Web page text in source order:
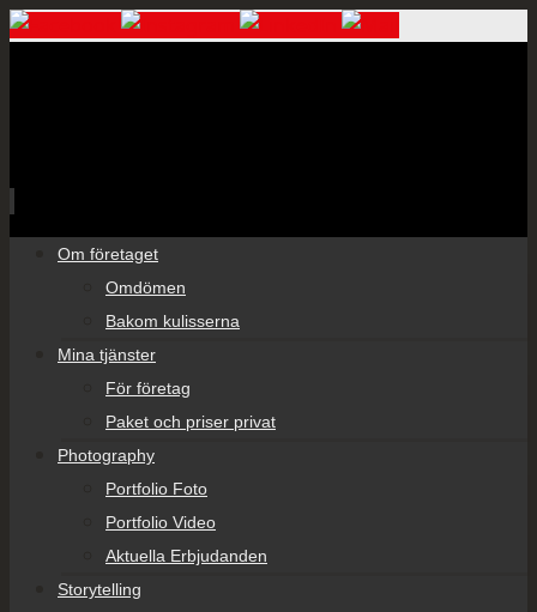
Om företaget
Omdömen
Bakom kulisserna
Mina tjänster
För företag
Paket och priser privat
Photography
Portfolio Foto
Portfolio Video
Aktuella Erbjudanden
Storytelling